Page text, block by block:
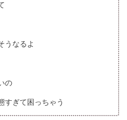
うなるよ
の
すぎて困っちゃう